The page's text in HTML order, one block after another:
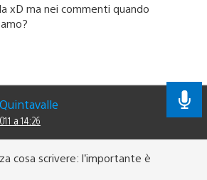
xD ma nei commenti quando
a 14:26
cosa scrivere: l’importante è